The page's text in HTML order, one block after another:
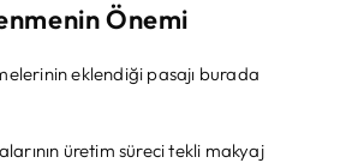
Önemi
eklendiği pasajı burada
üretim süreci tekli makyaj